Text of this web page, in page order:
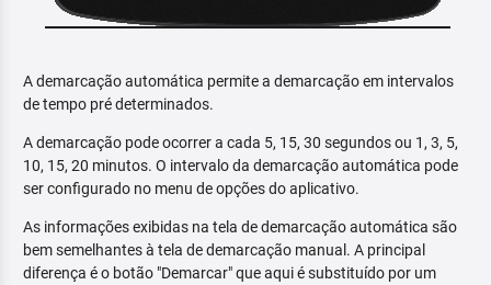
A demarcação automática permite a demarcação em intervalos
de tempo pré determinados.
A demarcação pode ocorrer a cada 5, 15, 30 segundos ou 1, 3, 5,
10, 15, 20 minutos. O intervalo da demarcação automática pode
ser configurado no menu de opções do aplicativo.
As informações exibidas na tela de demarcação automática são
bem semelhantes à tela de demarcação manual. A principal
diferença é o botão "Demarcar" que aqui é substituído por um